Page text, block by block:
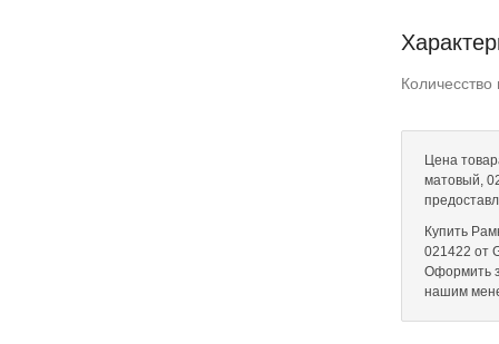
Цена
матовый,
Купить
021422 от
Оформить
нашим